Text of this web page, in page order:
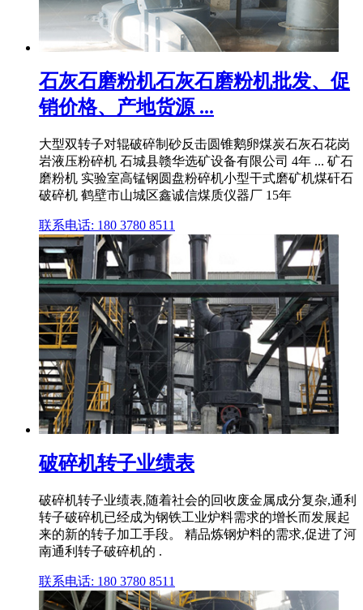
石灰石磨粉机石灰石磨粉机批发、促
销价格、产地货源 ...
大型双转子对辊破碎制砂反击圆锥鹅卵煤炭石灰石花岗
岩液压粉碎机 石城县赣华选矿设备有限公司 4年 ... 矿石
磨粉机 实验室高锰钢圆盘粉碎机小型干式磨矿机煤矸石
破碎机 鹤壁市山城区鑫诚信煤质仪器厂 15年
联系电话: 180 3780 8511
破碎机转子业绩表
破碎机转子业绩表,随着社会的回收废金属成分复杂,通利
转子破碎机已经成为钢铁工业炉料需求的增长而发展起
来的新的转子加工手段。 精品炼钢炉料的需求,促进了河
南通利转子破碎机的 .
联系电话: 180 3780 8511